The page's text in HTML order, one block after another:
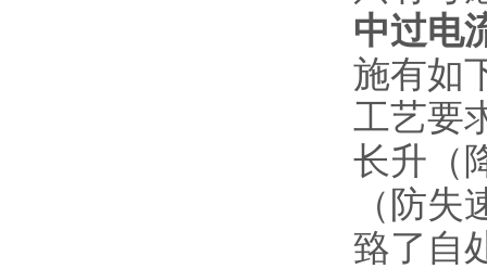
中过电
施有如
工艺要
长升（
（防
臵了自